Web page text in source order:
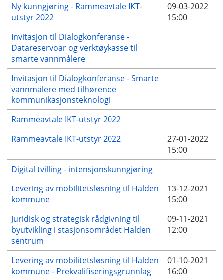
Ny kunngjøring - Rammeavtale IKT-
utstyr 2022
09-03-2022
15:00
Invitasjon til Dialogkonferanse -
Datareservoar og verktøykasse til
smarte vannmålere
Invitasjon til Dialogkonferanse - Smarte
vannmålere med tilhørende
kommunikasjonsteknologi
Rammeavtale IKT-utstyr 2022
Rammeavtale IKT-utstyr 2022
27-01-2022
15:00
Digital tvilling - intensjonskunngjøring
Levering av mobilitetsløsning til Halden
kommune
13-12-2021
15:00
Juridisk og strategisk rådgivning til
byutvikling i stasjonsområdet Halden
sentrum
09-11-2021
12:00
Levering av mobilitetsløsning til Halden
kommune - Prekvalifiseringsgrunnlag
01-10-2021
16:00